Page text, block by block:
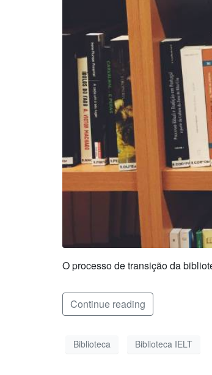
O processo de transição da
Continue reading
Biblioteca Biblioteca IELT